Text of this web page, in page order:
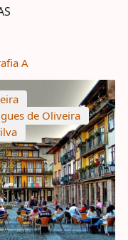
A
de Oliveira